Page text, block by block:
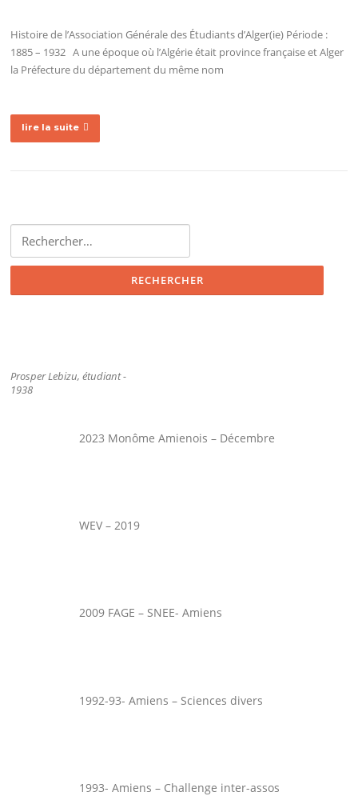
Histoire de l’Association Générale des Étudiants d’Alger(ie) Période :
1885 – 1932 A une époque où l’Algérie était province française et Alger
la Préfecture du département du même nom
lire la suite
Prosper Lebizu, étudiant -
1938
2023 Monôme Amienois – Décembre
WEV – 2019
2009 FAGE – SNEE- Amiens
1992-93- Amiens – Sciences divers
1993- Amiens – Challenge inter-assos